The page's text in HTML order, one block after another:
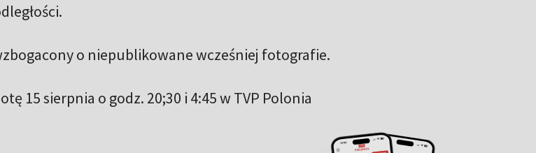
o niepublikowane wcześniej fotografie.
15 sierpnia o godz. 20;30 i 4:45 w TVP Polonia